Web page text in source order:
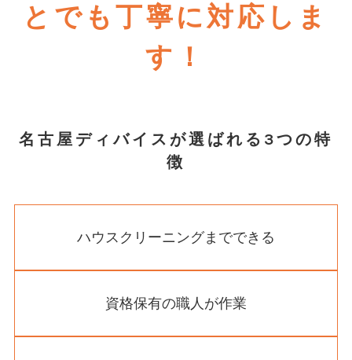
とでも丁寧に対応しま
す！
名古屋ディバイスが選ばれる3つの特
徴
ハウスクリーニングまでできる
資格保有の職人が作業